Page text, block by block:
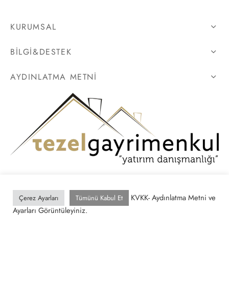
KURUMSAL
BILGI&DESTEK
AYDINLATMA METNI
Çerez Ayarları Tümünü Kabul Et
KVKK- Aydınlatma Metni ve
Ayarları Görüntüleyiniz.